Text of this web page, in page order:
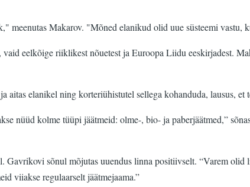
meenutas Makarov. "Mõned elanikud olid uue süsteemi vastu,
eelkõige riiklikest nõuetest ja Euroopa Liidu eeskirjadest.
aitas elanikel ning korteriühistutel sellega kohanduda, lausus,
nüüd kolme tüüpi jäätmeid: olme-, bio- ja paberjäätmed,”
sõnul mõjutas uuendus linna positiivselt. “Varem
viiakse regulaarselt jäätmejaama.”